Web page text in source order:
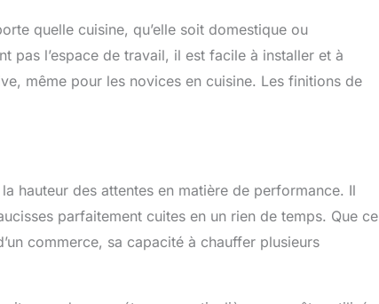
quelle cuisine, qu’elle soit domestique ou
pas l’espace de travail, il est facile à installer et à
même pour les novices en cuisine. Les finitions de
hauteur des attentes en matière de performance. Il
parfaitement cuites en un rien de temps. Que ce
commerce, sa capacité à chauffer plusieurs